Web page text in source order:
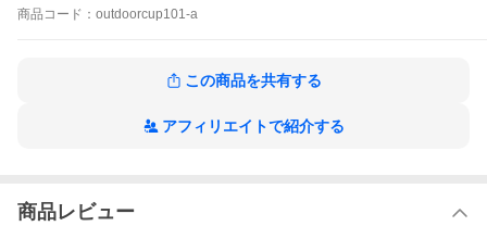
●配送料について
但し、一部の地域への配送料が高額な為、別途追加料金を頂いて
おります。ご了承ください。
●●木製カップのページはこちら！●●
●北欧伝統のkuksa(ククサ)"名入れ"対応品
「タイプＡ」「タイプＢ」
商品 コード： outdoorcup101-a
この商品を共有する
アフィリエイトで紹介する
商品レビュー